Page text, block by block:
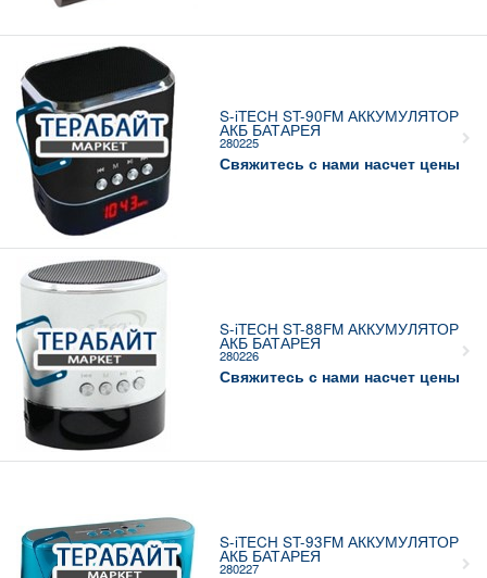
S-iTECH ST-90FM АККУМУЛЯТОР
АКБ БАТАРЕЯ
280225
Свяжитесь с нами насчет цены
S-iTECH ST-88FM АККУМУЛЯТОР
АКБ БАТАРЕЯ
280226
Свяжитесь с нами насчет цены
S-iTECH ST-93FM АККУМУЛЯТОР
АКБ БАТАРЕЯ
280227